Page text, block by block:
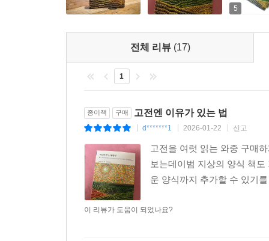
생의 쾌락을 향한 열정과 열광의 찬가
자신을, 아! 이 세상에서 둘도 없이 소중한 존재로
ㅡ210면
삶을 살아야 하고, 죽음 이후에 살아 있을 욕망
에너지가 완전히 소진된 삶은 오로지 완전한 자
이미 알고 있는 지식, (자신의 책을 포함해) 이미
없이 소중한 존재로 창조〉하는 것, 지드는 이처
향한 열정과 열광 속에서 온전히 해방되기를,
젊은이들에게 그랬듯, 지금의 독자들에게도 생을
5
전체 리뷰 (17)
1
종이책 구매 고전엔 이유가 있는 법
d*******1 2026-01-22 신고
고전을 여럿 읽는 와중 구매
보는데이범 지상의 양식 책
운 양식까지 추가할 수 있기
이 리뷰가 도움이 되었나요?